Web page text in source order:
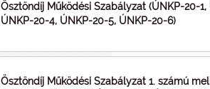
Ösztöndíj Működési Szabályzat (ÚNKP-20-
ÚNKP-20-4, ÚNKP-20-5, ÚNKP-20-6)
Ösztöndíj Működési Szabályzat 1. számú